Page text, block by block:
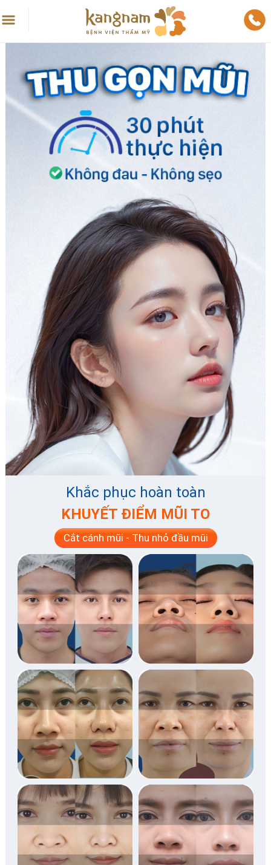
Khắc phục hoàn toàn
KHUYẾT ĐIỂM MŨI TO
Cắt cánh mũi - Thu nhỏ đầu mũi